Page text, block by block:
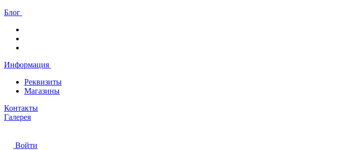
Блог
Информация
Реквизиты
Магазины
Контакты
Галерея
Войти